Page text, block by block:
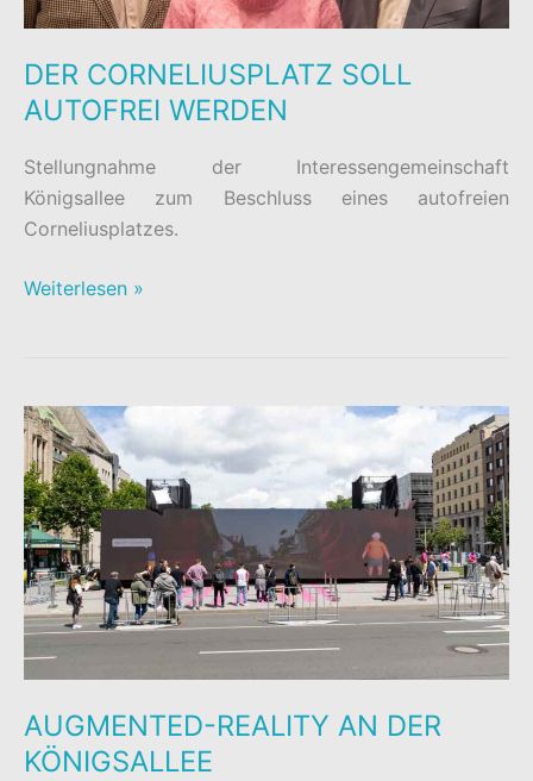
DER CORNELIUSPLATZ SOLL
AUTOFREI WERDEN
Stellungnahme der Interessengemeinschaft
Königsallee zum Beschluss eines autofreien
Corneliusplatzes.
DER
WERDEN
Weiterlesen »
AUGMENTED-REALITY AN DER
KÖNIGSALLEE